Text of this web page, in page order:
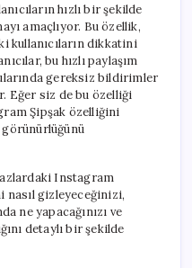
hızlı bir şekilde
amaçlıyor. Bu özellik,
kullanıcıların dikkatini
bu hızlı paylaşım
gereksiz bildirimler
Eğer siz de bu özelliği
Şipşak özelliğini
görünürlüğünü
Instagram
nasıl gizleyeceğinizi,
ne yapacağınızı ve
detaylı bir şekilde